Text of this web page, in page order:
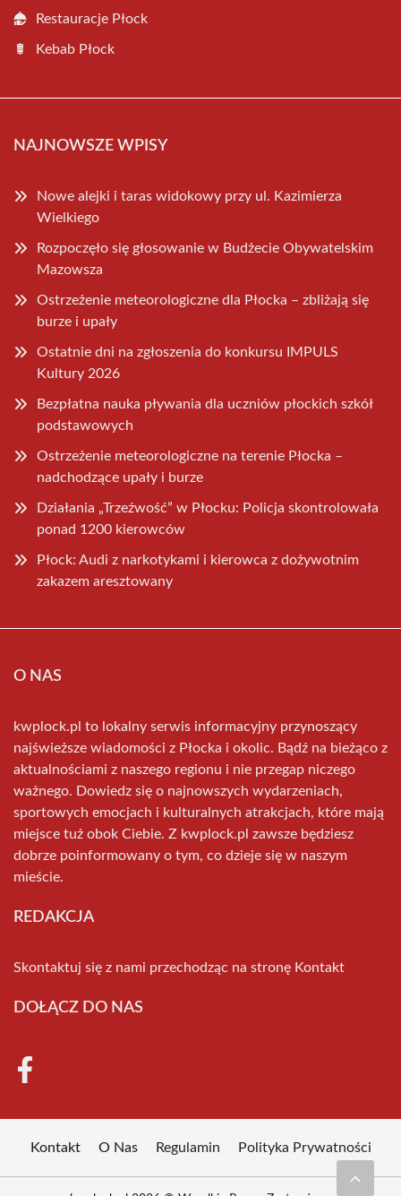
Restauracje Płock
Kebab Płock
NAJNOWSZE WPISY
Nowe alejki i taras widokowy przy ul. Kazimierza
Wielkiego
Rozpoczęło się głosowanie w Budżecie Obywatelskim
Mazowsza
Ostrzeżenie meteorologiczne dla Płocka – zbliżają się
burze i upały
Ostatnie dni na zgłoszenia do konkursu IMPULS
Kultury 2026
Bezpłatna nauka pływania dla uczniów płockich szkół
podstawowych
Ostrzeżenie meteorologiczne na terenie Płocka –
nadchodzące upały i burze
Działania „Trzeźwość” w Płocku: Policja skontrolowała
ponad 1200 kierowców
Płock: Audi z narkotykami i kierowca z dożywotnim
zakazem aresztowany
O NAS
kwplock.pl to lokalny serwis informacyjny przynoszący
najświeższe wiadomości z Płocka i okolic. Bądź na bieżąco z
aktualnościami z naszego regionu i nie przegap niczego
ważnego. Dowiedz się o najnowszych wydarzeniach,
sportowych emocjach i kulturalnych atrakcjach, które mają
miejsce tuż obok Ciebie. Z kwplock.pl zawsze będziesz
dobrze poinformowany o tym, co dzieje się w naszym
mieście.
REDAKCJA
Skontaktuj się z nami przechodząc na stronę Kontakt
DOŁĄCZ DO NAS
Kontakt O Nas Regulamin Polityka Prywatności